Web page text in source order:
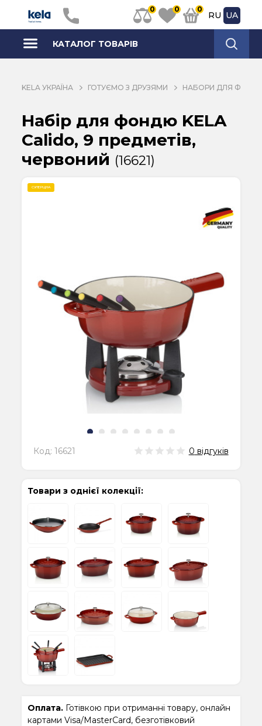
0 0 0
RU UA
КАТАЛОГ ТОВАРІВ
KELA УКРАЇНА ГОТУЄМО З ДРУЗЯМИ НАБОРИ ДЛЯ
Набір для фондю KELA
Calido, 9 предметів,
червоний (16621)
СУПЕРЦІНА
Код:16621 0 відгуків
Товари з однієї колекції:
Оплата. Готівкою при отриманні товару, онлайн
картами Visa/MasterCard, безготівковий